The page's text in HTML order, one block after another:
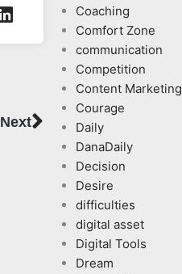
NextNext
Coaching
Comfort Zone
communication
Competition
Content Marketing
Courage
Daily
DanaDaily
Decision
Desire
difficulties
digital asset
Digital Tools
Dream